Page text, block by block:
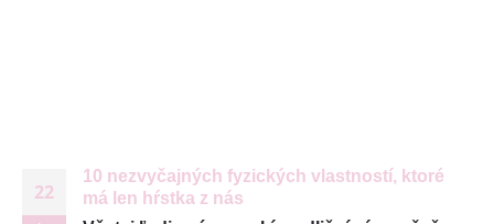
22
10 nezvyčajných fyzických vlastností, ktoré
má len hŕstka z nás